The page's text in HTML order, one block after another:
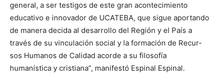
general, a ser testigos de este gran acontecimiento
educativo e innovador de UCATEBA, que sigue aportando
de manera decida al de­sarrollo del Región y el País a
través de su vinculación social y la formación de Recur­
sos Humanos de Cali­dad acorde a su filo­sofía
humanística y cristiana”, manifestó Espinal Espinal.